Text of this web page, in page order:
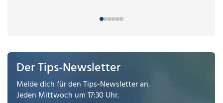
Der Tips-Newsletter
Melde dich für den Tips-Newsletter an.
Jeden Mittwoch um 17:30 Uhr.